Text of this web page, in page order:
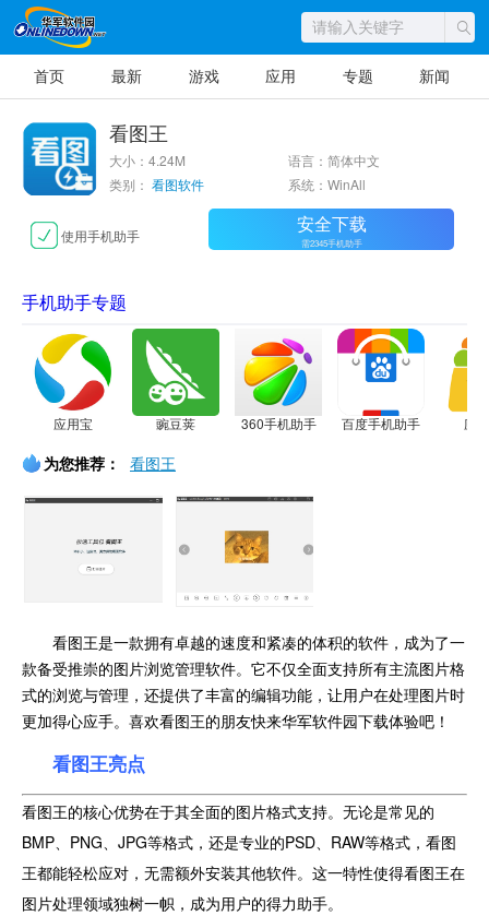
首页 最新 游戏 应用 专题 新闻
看图王
大小：4.24M
语言：简体中文
类别： 看图软件 系统：WinAll
使用手机助手 安全下载
需2345手机助手
手机助手专题
应用宝 豌豆荚 360手机助手 百度手机助手 应
为您推荐： 看图王
看图王是一款拥有卓越的速度和紧凑的体积的软件，成为了一
款备受推崇的图片浏览管理软件。它不仅全面支持所有主流图片格
式的浏览与管理，还提供了丰富的编辑功能，让用户在处理图片时
更加得心应手。喜欢看图王的朋友快来华军软件园下载体验吧！
看图王亮点
看图王的核心优势在于其全面的图片格式支持。无论是常见的
BMP、PNG、JPG等格式，还是专业的PSD、RAW等格式，看图
王都能轻松应对，无需额外安装其他软件。这一特性使得看图王在
图片处理领域独树一帜，成为用户的得力助手。